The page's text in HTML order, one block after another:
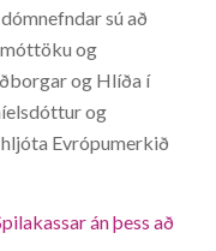
sú að
og
og Hlíða í
og
Evrópumerkið
án þess að